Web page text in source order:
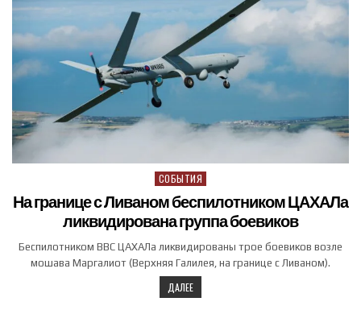
Posted in
СОБЫТИЯ
На границе с Ливаном беспилотником ЦАХАЛа
ликвидирована группа боевиков
Беспилотником ВВС ЦАХАЛа ликвидированы трое боевиков возле
мошава Маргалиот (Верхняя Галилея, на границе с Ливаном).
ДАЛЕЕ